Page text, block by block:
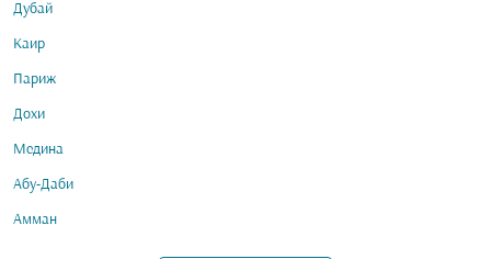
Дубай
Каир
Париж
Дохи
Медина
Абу-Даби
Амман